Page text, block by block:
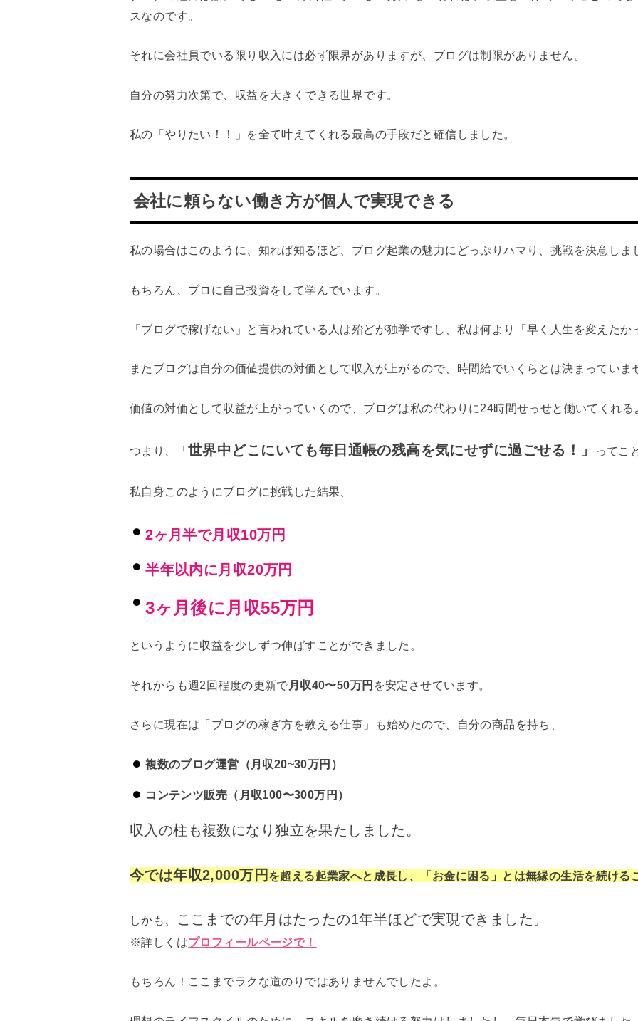
スなのです。
それに会社員でいる限り収入には必ず限界がありますが、ブログは制限がありません。
自分の努力次第で、収益を大きくできる世界です。
私の「やりたい！！」を全て叶えてくれる最高の手段だと確信しました。
会社に頼らない働き方が個人で実現できる
私の場合はこのように、知れば知るほど、ブログ起業の魅力にどっぷりハマり、挑戦を決意しま
もちろん、プロに自己投資をして学んでいます。
「ブログで稼げない」と言われている人は殆どが独学ですし、私は何より「早く人生を変えたか
またブログは自分の価値提供の対価として収入が上がるので、時間給でいくらとは決まっていま
価値の対価として収益が上がっていくので、ブログは私の代わりに24時間せっせと働いてくれる
つまり、「世界中どこにいても毎日通帳の残高を気にせずに過ごせる！」 ってこ
私自身このようにブログに挑戦した結果、
2ヶ月半で月収10万円
半年以内に月収20万円
3ヶ月後に月収55万円
というように収益を少しずつ伸ばすことができました。
それからも週2回程度の更新で 月収40〜50万円 を安定させています。
さらに現在は「ブログの稼ぎ方を教える仕事」も始めたので、自分の商品を持ち、
複数のブログ運営（月収20~30万円）
コンテンツ販売（月収100〜300万円）
収入の柱も複数になり独立を果たしました。
今では年収2,000万円 を超える起業家へと成長し、「お金に困る」とは無縁の生活を続ける
しかも、 ここまでの年月はたったの1年半ほどで実現できました。
※詳しくはプロフィールページで！
もちろん！ここまでラクな道のりではありませんでしたよ。